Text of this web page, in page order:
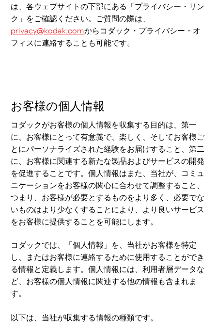
は、各ウェブサイトの下部にある「プライバシー・リン
ク」をご確認ください。ご質問の際は、
privacy@kodak.comからコダック・プライバシー・オ
フィスに連絡することも可能です。
お客様の個人情報
コダックがお客様の個人情報を収集する目的は、第一
に、お客様にとって有意義で、楽しく、そしてお客様ご
とにパーソナライズされた経験をお届けすること、第二
に、お客様に関連する新たな製品およびサービスの開発
を促進することです。個人情報はまた、当社が、コミュ
ニケーションをお客様の関心に合わせて調整すること、
つまり、お客様が必要とするものをより多く、必要でな
いものはより少なくすることにより、より良いサービス
をお客様に提供することを可能にします。
コダックでは、「個人情報」を、当社がお客様を特定
し、またはお客様に連絡するために使用することができ
る情報と定義します。個人情報には、利用者層データな
ど、お客様の個人情報に関連する他の情報も含まれま
す。
以下は、当社が収集する情報の種類です。